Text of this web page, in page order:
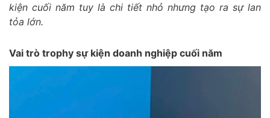
kiện cuối năm tuy là chi tiết nhỏ nhưng tạo ra sự lan
tỏa lớn.
Vai trò trophy sự kiện doanh nghiệp cuối năm